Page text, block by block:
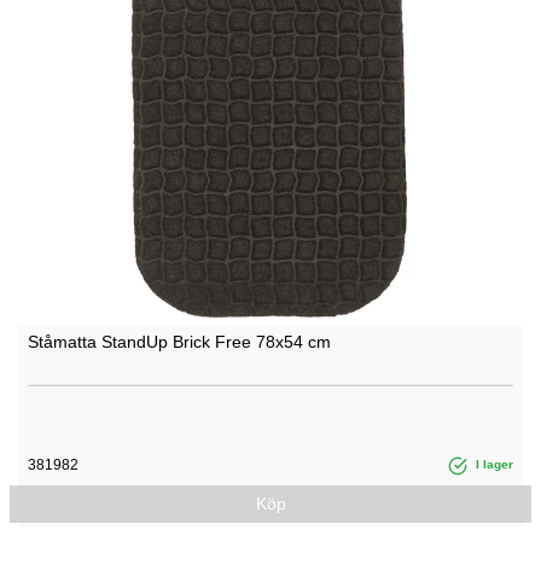
Ståmatta StandUp Brick Free 78x54 cm
381982 I lager
Köp